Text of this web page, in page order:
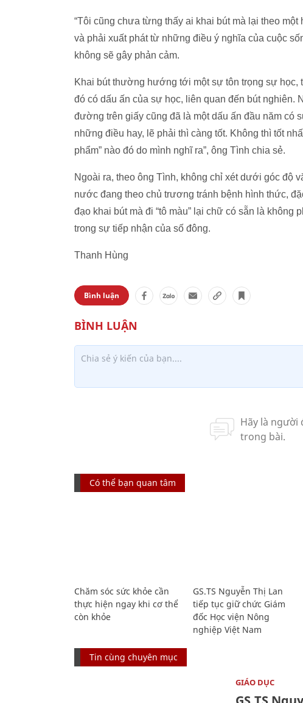
“Tôi cũng chưa từng thấy ai khai bút mà lại theo
và phải xuất phát từ những điều ý nghĩa của cuộc
không sẽ gây phản cảm.
Khai bút thường hướng tới một sự tôn trọng sự
đó có dấu ấn của sự học, liên quan đến bút
đường trên giấy cũng đã là một dấu ấn đầu năm có
những điều hay, lẽ phải thì càng tốt. Không thì tốt
phẩm” nào đó do mình nghĩ ra”, ông Tình chia sẻ.
Ngoài ra, theo ông Tình, không chỉ xét dưới góc độ
nước đang theo chủ trương tránh bệnh hình thức,
đạo khai bút mà đi “tô màu” lại chữ có sẵn là
trong sự tiếp nhận của số đông.
Thanh Hùng
Bình luận
Có thể bạn quan tâm
Chăm sóc sức khỏe cần
thực hiện ngay khi cơ thể
còn khỏe
GS.TS Nguyễn Thị Lan
tiếp tục giữ chức Giám
đốc Học viện Nông
nghiệp Việt Nam
Tin cùng chuyên mục
GIÁO DỤC